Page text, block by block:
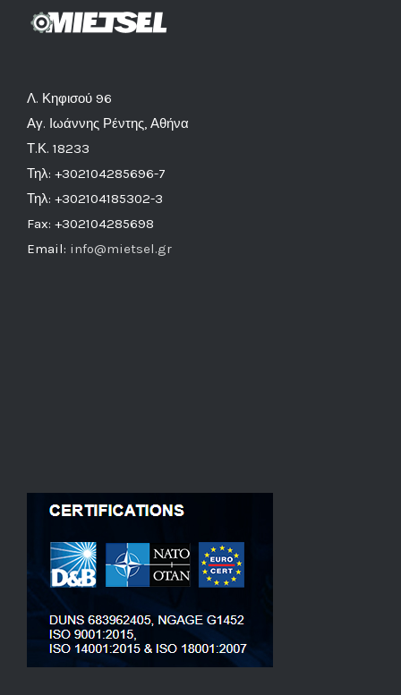
Λ. Κηφισού 96
Αγ. Ιωάννης Ρέντης, Αθήνα
Τ.Κ. 18233
Τηλ: +302104285696-7
Τηλ: +302104185302-3
Fax: +302104285698
Email: info@mietsel.gr